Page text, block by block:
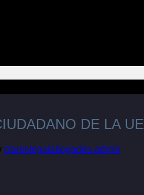
DE LA UE
claroslegalabogados-admin